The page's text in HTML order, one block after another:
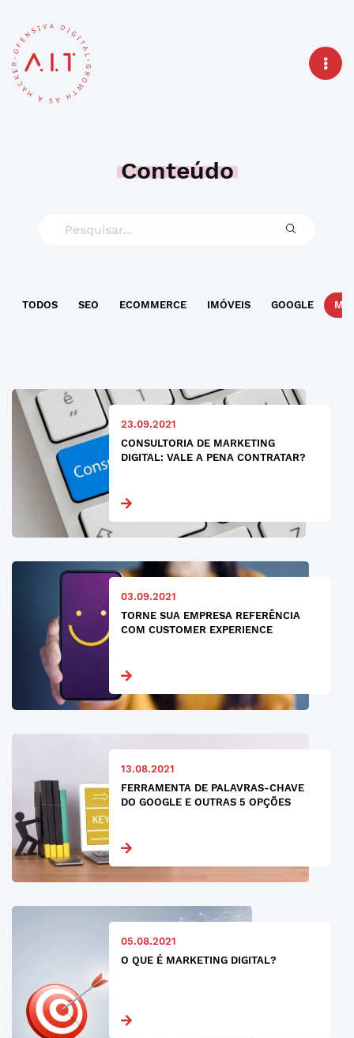
Conteúdo
TODOS SEO ECOMMERCE IMÓVEIS GOOGLE
23.09.2021
CONSULTORIA DE MARKETING
DIGITAL: VALE A PENA CONTRATAR?
03.09.2021
TORNE SUA EMPRESA REFERÊNCIA
COM CUSTOMER EXPERIENCE
13.08.2021
FERRAMENTA DE PALAVRAS-CHAVE
DO GOOGLE E OUTRAS 5 OPÇÕES
05.08.2021
O QUE É MARKETING DIGITAL?